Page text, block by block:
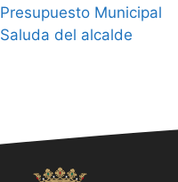
Presupuesto Municipal
Saluda del alcalde